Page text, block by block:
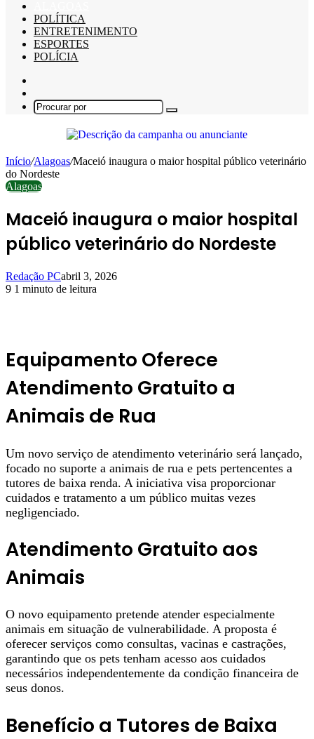
POLÍTICA
ENTRETENIMENTO
ESPORTES
POLÍCIA
skin
Procurar
Início/Alagoas/Maceió inaugura o maior hospital público veterinário
do Nordeste
Alagoas
Maceió inaugura o maior hospital
público veterinário do Nordeste
Redação PCabril 3, 2026
9 1 minuto de leitura
Equipamento Oferece
Atendimento Gratuito a
Animais de Rua
Um novo serviço de atendimento veterinário será lançado,
focado no suporte a animais de rua e pets pertencentes a
tutores de baixa renda. A iniciativa visa proporcionar
cuidados e tratamento a um público muitas vezes
negligenciado.
Atendimento Gratuito aos
Animais
O novo equipamento pretende atender especialmente
animais em situação de vulnerabilidade. A proposta é
oferecer serviços como consultas, vacinas e castrações,
garantindo que os pets tenham acesso aos cuidados
necessários independentemente da condição financeira de
seus donos.
Benefício a Tutores de Baixa